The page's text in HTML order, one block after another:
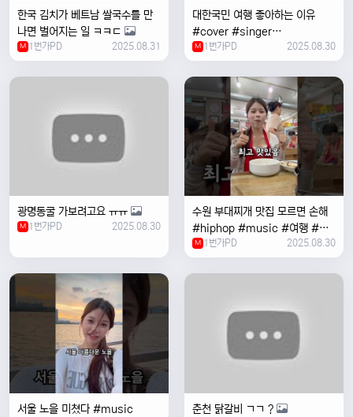
한국 김치가 베트남 쌀국수를 만
나면 벌어지는 일 ㅋㅋㄷ
M 1번가PD 2025.08.31
대한국민 여행 좋아하는 이유
#cover #singer
#coversong #music #한국
여행 #한국
M 1번가PD 2025.08.30
광명동굴 가보려고요 ㅠㅠ
M 1번가PD 2025.08.30
수원 부대찌개 맛집 모르면 손해
#hiphop #music #여행 #맛
집 #수원 #한국여행 #베트남여
자 #혼자여행
M 1번가PD 2025.08.30
서울 노을 미쳤다 #music 춘천 닭갈비 ㄱㄱ ?